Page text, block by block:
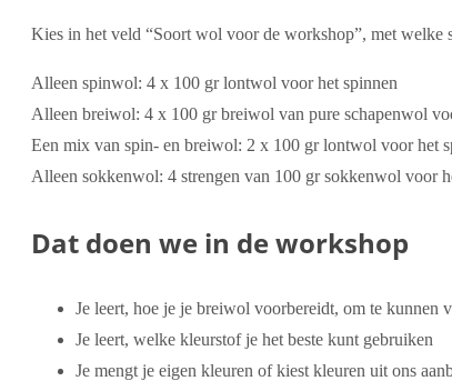
Kies in het veld “Soort wol voor de workshop”, met
Alleen spinwol: 4 x 100 gr lontwol voor het spinnen
Alleen breiwol: 4 x 100 gr breiwol van pure schapenwol
Een mix van spin- en breiwol: 2 x 100 gr lontwol voor het
Alleen sokkenwol: 4 strengen van 100 gr sokkenwol voor
Dat doen we in de workshop
Je leert, hoe je je breiwol voorbereidt, om te kunnen
Je leert, welke kleurstof je het beste kunt gebruiken
Je mengt je eigen kleuren of kiest kleuren uit ons